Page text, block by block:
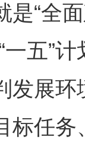
是“全
五”
发展
标任